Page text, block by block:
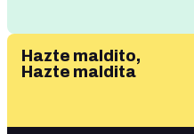
Hazte maldito,
Hazte maldita